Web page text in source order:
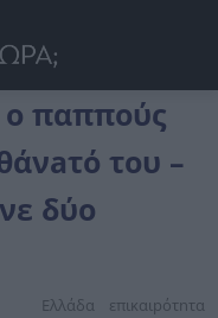
ο παππούς
του –
δύο
Ελλάδα επικαιpότnτα